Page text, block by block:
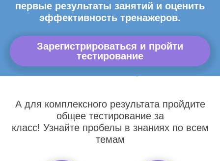
первые результаты занятий и оценить
эффективность тренажеров.
Зарегистрироваться и пройти
тестирование
А для комплексного результата пройдите
общее тестирование за
класс! Узнайте пробелы в знаниях по всем
темам